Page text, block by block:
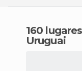
160 lugares onde comer em
Uruguai